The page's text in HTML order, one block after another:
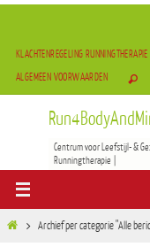
KLACHTENREGELING RUNNINGTHERAPIE
ALGEMEEN VOORWAARDEN
Centrum voor Leefstijl- &
Runningtherapie |
Archief per categorie "Alle